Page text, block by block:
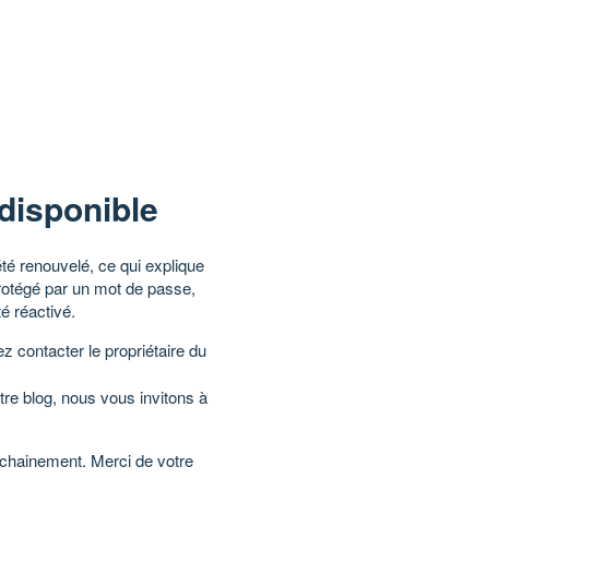
renouvelé, ce qui explique
par un mot de passe,
réactivé.
contacter le propriétaire du
blog, nous vous invitons à
Merci de votre